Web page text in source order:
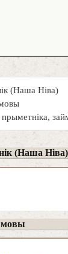
(Наша Ніва)
(Наша Ніва)
мовы